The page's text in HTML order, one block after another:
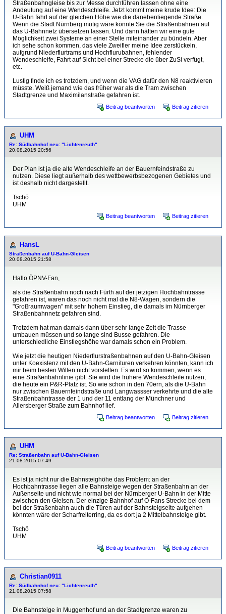
Straßenbahngleise bis zur Messe durchführen lassen ohne eine
Andeutung auf eine Wendeschleife. Jetzt kommt meine krude Idee: Die
U-Bahn fährt auf der gleichen Höhe wie die danebenliegende Straße.
Wenn die Stadt Nürnberg mutig wäre könnte Sie die Straßenbahnen auf
das U-Bahnnetz übersetzen lassen. Und dann hätten wir eine gute
Möglichkeit zwei Systeme an einer Stelle miteinander zu bündeln. Aber
ich sehe schon kommen, das viele Zweifler meine Idee zerstückeln,
aufgrund Niederflurtrams und Hochflurubahnen, fehlender
Wendeschleife, Fahrt auf Sicht bei einer Strecke die über ZuSi verfügt,
etc.
Lustig finde ich es trotzdem, und wenn die VAG dafür den N8 reaktivieren
müsste. Weiß jemand wie das früher war als die Tram zwischen
Stadtgrenze und Maximilanstraße gefahren ist.
Beitrag beantworten Beitrag zitieren
UHM
Re: Südbahnhof neu: "Lichtenreuth"
20.08.2015 20:56
Der Plan ist ja die alte Wendeschleife an der Bauernfeindstraße zu
nutzen. Diese liegt außerhalb des wettbewerbsbezogenen Gebietes und
ist deshalb nicht dargestellt.
Tschö
UHM
Beitrag beantworten Beitrag zitieren
HansL
Straßenbahn auf U-Bahn-Gleisen
20.08.2015 21:58
Hallo ÖPNV-Fan,
als die Straßenbahn noch nach Fürth auf der jetzigen Hochbahntrasse
gefahren ist, waren das noch nicht mal die N8-Wagen, sondern die
"Großraumwagen" mit sehr hohem Einstieg, die damals im Nürnberger
Straßenbahnnetz gefahren sind.
Trotzdem hat man damals dann über sehr lange Zeit die Trasse
umbauen müssen und so lange sind Busse gefahren. Die
unterschiedliche Einstiegshöhe war damals schon ein Problem.
Wie jetzt die heutigen Niederflurstraßenbahnen auf den U-Bahn-Gleisen
unter Koexistenz mit den U-Bahn-Garnituren verkehren könnten, kann ich
mir beim besten Willen nicht vorstellen. Es wird so kommen, wenn es
eine Straßenbahnlinie gibt: Sie wird die frühere Wendeschleife nutzen,
die heute ein P&R-Platz ist. So wie schon in den 70ern, als die U-Bahn
nur zwischen Bauernfeindstraße und Langwassser verkehrte und die alte
Straßenbahntrasse der 1 und der 11 entlang der Münchner und
Allersberger Straße zum Bahnhof lief.
Beitrag beantworten Beitrag zitieren
UHM
Re: Straßenbahn auf U-Bahn-Gleisen
21.08.2015 07:49
Es ist ja nicht nur die Bahnsteighöhe das Problem: an der
Hochbahntrasse liegen alle Bahnsteige wegen der Straßenbahn an der
Außenseite und nicht wie normal bei der Nürnberger U-Bahn in der Mitte
zwischen den Gleisen. Der einzige Bahnhof auf Ö-Fans Strecke bei dem
bei der Straßenbahn auch die Türen auf der Bahnsteigseite aufgehen
könnten wäre der Scharfreiterring, da es dort ja 2 Mittelbahnsteige gibt.
Tschö
UHM
Beitrag beantworten Beitrag zitieren
Christian0911
Re: Südbahnhof neu: "Lichtenreuth"
21.08.2015 07:58
Die Bahnsteige in Muggenhof und an der Stadtgrenze waren zu